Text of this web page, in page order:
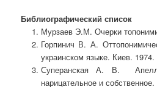
Библиографический список
Мурзаев Э.М. Очерки
Горпинич В. А.
украинском языке. Киев.
Суперанская А. В.
нарицательное и